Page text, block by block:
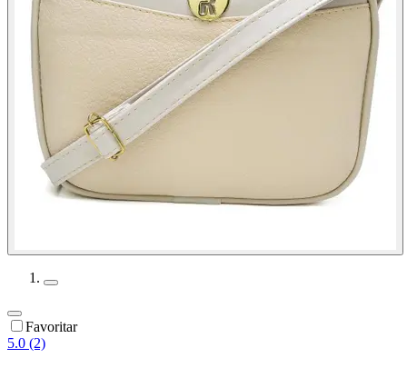
Favoritar
5.0 (2)